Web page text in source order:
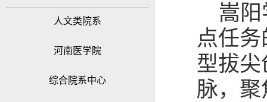
人文类院系
河南医学院
综合院系中心
嵩
点任
型拔
脉，